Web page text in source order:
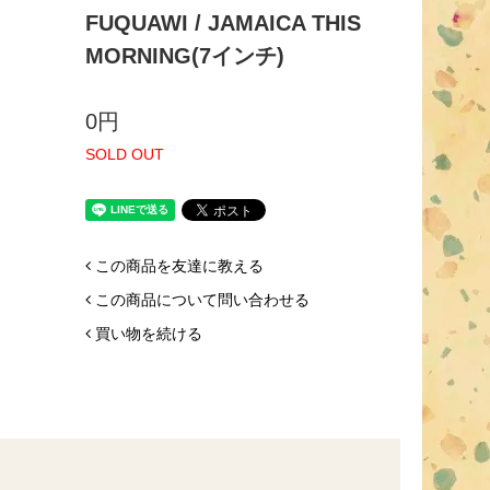
FUQUAWI / JAMAICA THIS
MORNING(7インチ)
0円
SOLD OUT
この商品を友達に教える
この商品について問い合わせる
買い物を続ける